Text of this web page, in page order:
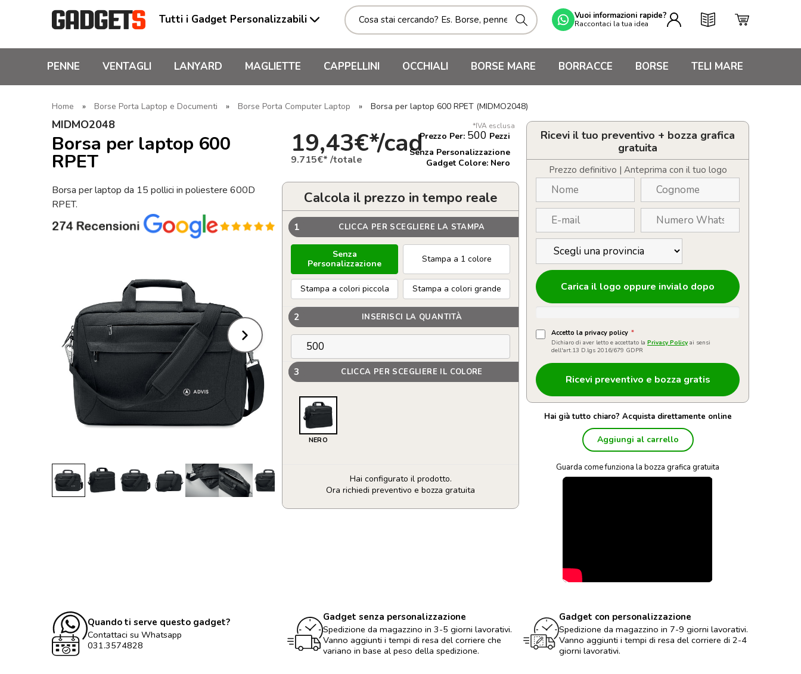
Tutti i Gadget Personalizzabili Vuoi informazioni rapide?
Raccontaci la tua idea
PENNE VENTAGLI LANYARD MAGLIETTE CAPPELLINI OCCHIALI BORSE MARE BORRACCE BORSE TELI MARE
Home » Borse Porta Laptop e Documenti » Borse Porta Computer Laptop » Borsa per laptop 600 RPET (MIDMO2048)
MIDMO2048
Borsa per laptop 600
RPET
Borsa per laptop da 15 pollici in poliestere 600D
RPET.
*IVA esclusa
19,43€*/cad
9.715€* /totale
Prezzo Per: 500 Pezzi
Senza Personalizzazione
Gadget Colore: Nero
Calcola il prezzo in tempo reale
1 CLICCA PER SCEGLIERE LA STAMPA
Senza
Personalizzazione
Stampa a 1 colore
Stampa a colori piccola Stampa a colori grande
2 INSERISCI LA QUANTITÀ
3 CLICCA PER SCEGLIERE IL COLORE
NERO
Hai configurato il prodotto.
Ora richiedi preventivo e bozza gratuita
Borsa
Ricevi il tuo preventivo + bozza grafica
gratuita
Prezzo definitivo | Anteprima con il tuo logo
Carica il logo oppure invialo dopo
Accetto la privacy policy *
Dichiaro di aver letto e accettato la Privacy Policy ai sensi
dell'art.13 D.lgs 2016/679 GDPR
Hai già tutto chiaro? Acquista direttamente online
Aggiungi al carrello
Guarda come funziona la bozza grafica gratuita
Quando ti serve questo gadget?
Contattaci su Whatsapp
031.3574828
Gadget senza personalizzazione
Spedizione da magazzino in 3-5 giorni lavorativi.
Vanno aggiunti i tempi di resa del corriere che
variano in base al peso della spedizione.
Gadget con personalizzazione
Spedizione da magazzino in 7-9 giorni lavorativi.
Vanno aggiunti i tempi di resa del corriere di 2-4
giorni lavorativi.